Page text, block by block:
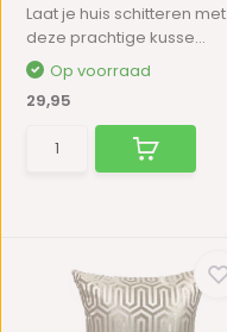
Laat je huis schitteren met
deze prachtige kusse...
Op voorraad
29,95